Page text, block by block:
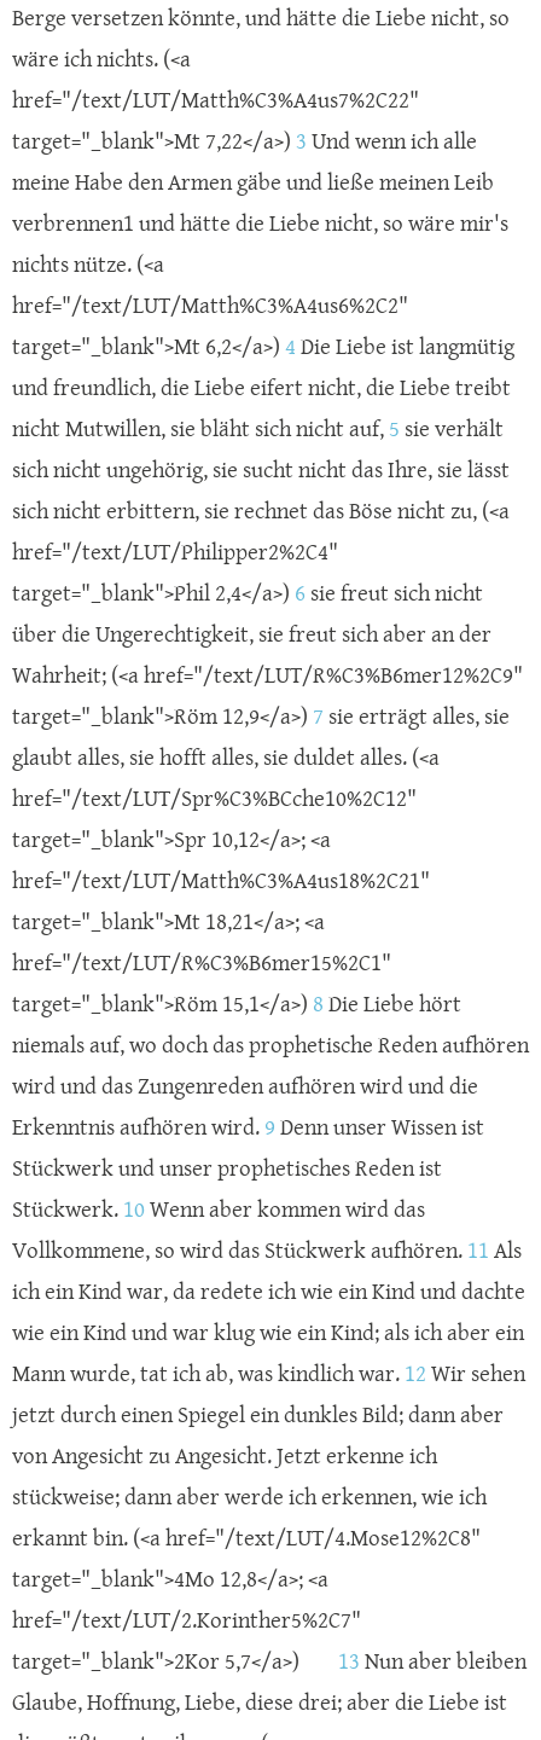
Berge versetzen könnte, und hätte die Liebe nicht, so
wäre ich nichts. (<a
href="/text/LUT/Matth%C3%A4us7%2C22"
target="_blank">Mt 7,22</a>)3Und wenn ich alle
meine Habe den Armen gäbe und ließe meinen Leib
verbrennen1 und hätte die Liebe nicht, so wäre mir's
nichts nütze. (<a
href="/text/LUT/Matth%C3%A4us6%2C2"
target="_blank">Mt 6,2</a>)4Die Liebe ist langmütig
und freundlich, die Liebe eifert nicht, die Liebe treibt
nicht Mutwillen, sie bläht sich nicht auf,5 sie verhält
sich nicht ungehörig, sie sucht nicht das Ihre, sie lässt
sich nicht erbittern, sie rechnet das Böse nicht zu, (<a
href="/text/LUT/Philipper2%2C4"
target="_blank">Phil 2,4</a>) 6 sie freut sich nicht
über die Ungerechtigkeit, sie freut sich aber an der
Wahrheit; (<a href="/text/LUT/R%C3%B6mer12%2C9"
target="_blank">Röm 12,9</a>) 7 sie erträgt alles, sie
glaubt alles, sie hofft alles, sie duldet alles. (<a
href="/text/LUT/Spr%C3%BCche10%2C12"
target="_blank">Spr 10,12</a>; <a
href="/text/LUT/Matth%C3%A4us18%2C21"
target="_blank">Mt 18,21</a>; <a
href="/text/LUT/R%C3%B6mer15%2C1"
target="_blank">Röm 15,1</a>) 8Die Liebe hört
niemals auf, wo doch das prophetische Reden aufhören
wird und das Zungenreden aufhören wird und die
Erkenntnis aufhören wird.9Denn unser Wissen ist
Stückwerk und unser prophetisches Reden ist
Stückwerk.10Wenn aber kommen wird das
Vollkommene, so wird das Stückwerk aufhören.11Als
ich ein Kind war, da redete ich wie ein Kind und dachte
wie ein Kind und war klug wie ein Kind; als ich aber ein
Mann wurde, tat ich ab, was kindlich war.12Wir sehen
jetzt durch einen Spiegel ein dunkles Bild; dann aber
von Angesicht zu Angesicht. Jetzt erkenne ich
stückweise; dann aber werde ich erkennen, wie ich
erkannt bin. (<a href="/text/LUT/4.Mose12%2C8"
target="_blank">4Mo 12,8</a>; <a
href="/text/LUT/2.Korinther5%2C7"
target="_blank">2Kor 5,7</a>)
13Nun aber bleiben
Glaube, Hoffnung, Liebe, diese drei; aber die Liebe ist